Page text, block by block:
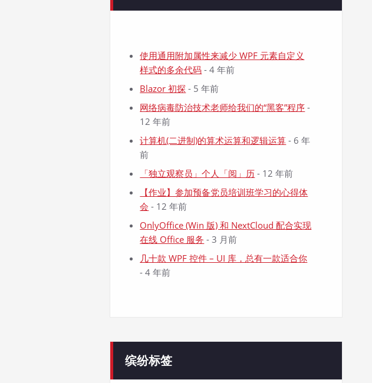
使用通用附加属性来减少 WPF 元素自定义
样式的多余代码 - 4 年前
Blazor 初探 - 5 年前
网络病毒防治技术老师给我们的“黑客”程序 -
12 年前
计算机(二进制)的算术运算和逻辑运算 - 6 年
前
「独立观察员」个人「阅」历 - 12 年前
【作业】参加预备党员培训班学习的心得体
会 - 12 年前
OnlyOffice (Win 版) 和 NextCloud 配合实现
在线 Office 服务 - 3 月前
几十款 WPF 控件 – UI 库，总有一款适合你
- 4 年前
缤纷标签